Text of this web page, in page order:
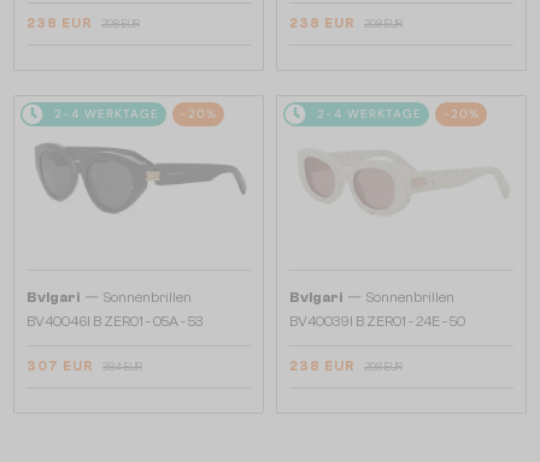
238 EUR 298 EUR 238 EUR 298 EUR
2-4 WERKTAGE -20%
Bvlgari — Sonnenbrillen
BV40046I B ZERO1 - 05A - 53
307 EUR 384 EUR
2-4 WERKTAGE -20%
Bvlgari — Sonnenbrillen
BV40039I B ZERO1 - 24E - 50
238 EUR 298 EUR